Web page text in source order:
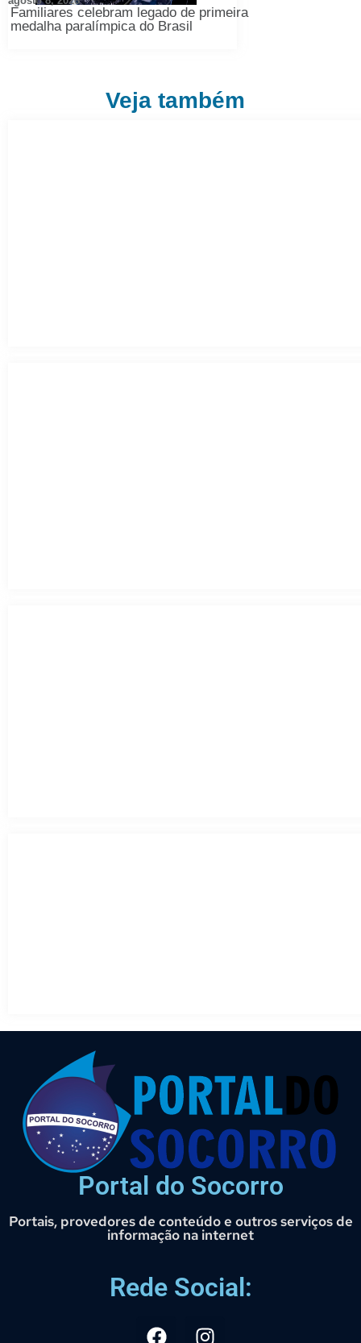
Familiares celebram legado de primeira
medalha paralímpica do Brasil
Veja também
Portal do Socorro
Portais, provedores de conteúdo e outros serviços de
informação na internet
Rede Social: